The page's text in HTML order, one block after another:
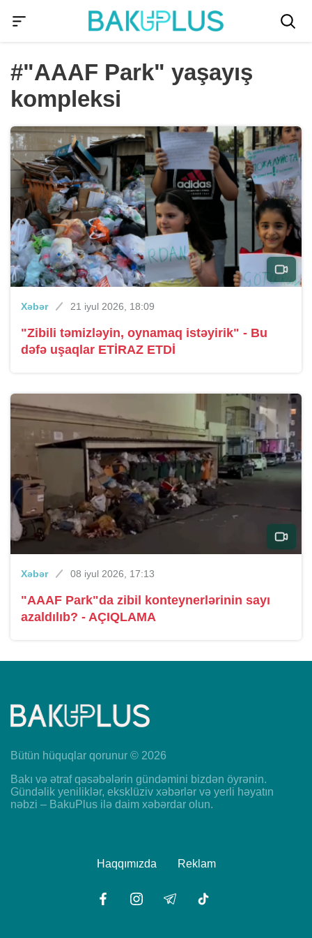
#"AAAF Park" yaşayış
kompleksi
Xəbər 21 iyul 2026, 18:09
"Zibili təmizləyin, oynamaq istəyirik" - Bu
dəfə uşaqlar ETİRAZ ETDİ
Xəbər 08 iyul 2026, 17:13
"AAAF Park"da zibil konteynerlərinin sayı
azaldılıb? - AÇIQLAMA
Bütün hüquqlar qorunur © 2026
Bakı və ətraf qəsəbələrin gündəmini bizdən öyrənin.
Gündəlik yeniliklər, eksklüziv xəbərlər və yerli həyatın
nəbzi – BakuPlus ilə daim xəbərdar olun.
Haqqımızda Reklam